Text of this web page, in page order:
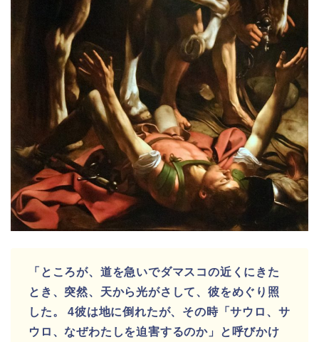
「ところが、道を急いでダマスコの近くにきた
とき、突然、天から光がさして、彼をめぐり照
した。 4彼は地に倒れたが、その時「サウロ、サ
ウロ、なぜわたしを迫害するのか」と呼びかけ